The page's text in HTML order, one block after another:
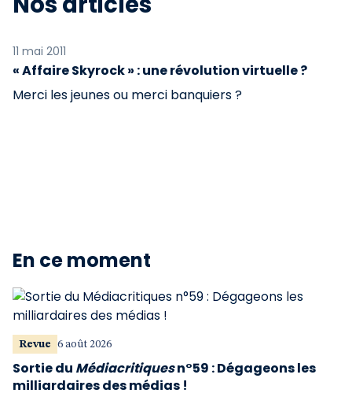
11 mai 2011
« Affaire Skyrock » : une révolution virtuelle ?
Merci les jeunes ou merci banquiers ?
En ce moment
Revue 6 août 2026
Sortie du Médiacritiquesn°59 : Dégageons les
milliardaires des médias !